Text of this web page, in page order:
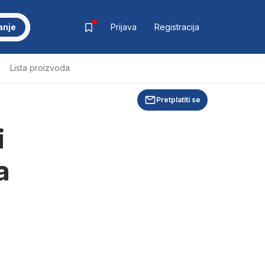
Prijava Registracija
Lista proizvoda
Pretplatiti se